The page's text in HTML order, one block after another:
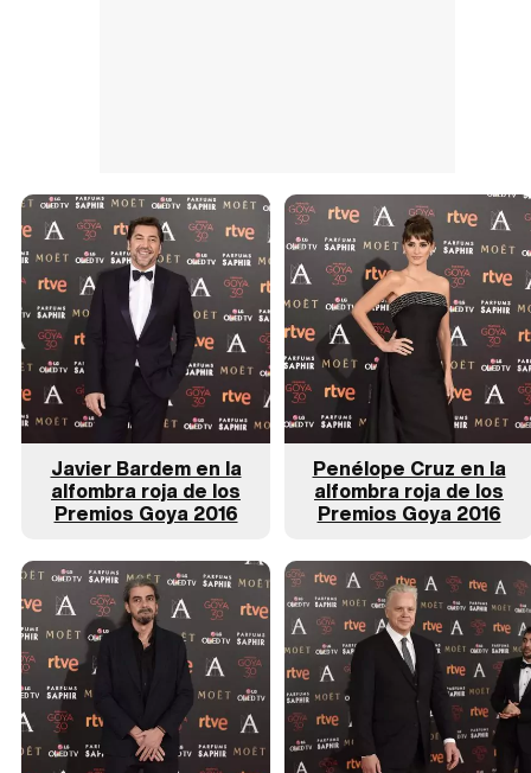
Javier Bardem en la
alfombra roja de los
Premios Goya 2016
Penélope Cruz en la
alfombra roja de los
Premios Goya 2016